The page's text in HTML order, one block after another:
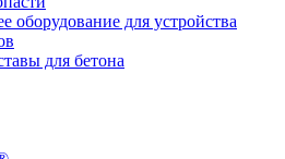
оборудование для устройства
для бетона